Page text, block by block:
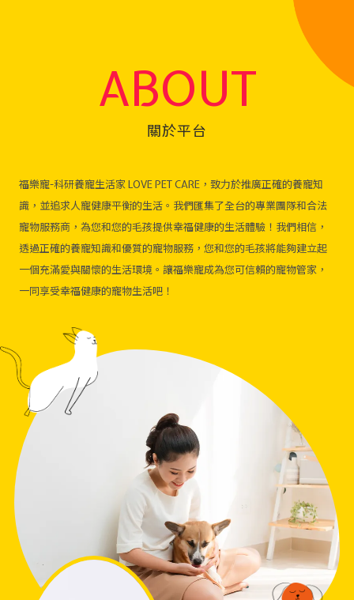
ABOUT
關於平台
福樂寵-科研養寵生活家 LOVE PET CARE，致力於推廣正確的養寵知
識，並追求人寵健康平衡的生活。我們匯集了全台的專業團隊和合法
寵物服務商，為您和您的毛孩提供幸福健康的生活體驗！我們相信，
透過正確的養寵知識和優質的寵物服務，您和您的毛孩將能夠建立起
一個充滿愛與關懷的生活環境。讓福樂寵成為您可信賴的寵物管家，
一同享受幸福健康的寵物生活吧！